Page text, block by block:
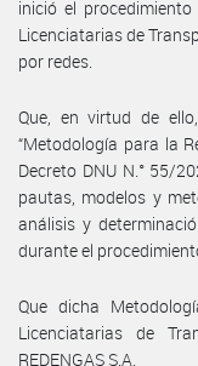
inició el
Licenciatarias de
por redes.
Que, en virtud de
“Metodología para la
Decreto DNU N.° 55/
pautas, modelos y
análisis y
durante el
Que dicha
Licenciatarias de
REDENGAS S.A.